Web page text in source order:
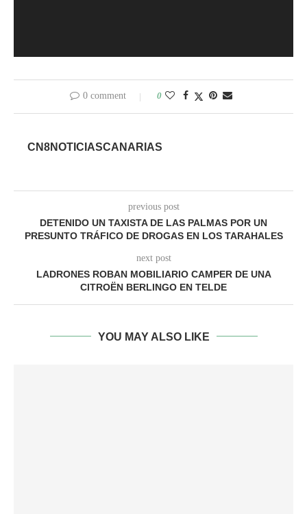
0 comment 0
CN8NOTICIASCANARIAS
previous post
DETENIDO UN TAXISTA DE LAS PALMAS POR UN
PRESUNTO TRÁFICO DE DROGAS EN LOS TARAHALES
next post
LADRONES ROBAN MOBILIARIO CAMPER DE UNA
CITROËN BERLINGO EN TELDE
YOU MAY ALSO LIKE